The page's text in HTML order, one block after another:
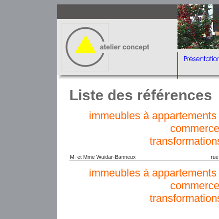
Liste des références
immeubles à
M. et Mme Wuidar-Banneux
immeubles à